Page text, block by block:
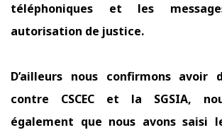
téléphoniques et les
autorisation de justice.
D’ailleurs nous confirmons avoir
contre CSCEC et la SGSIA,
également que nous avons saisi